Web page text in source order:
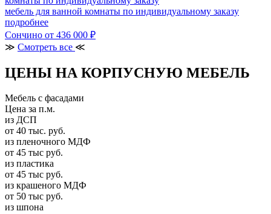
мебель для ванной комнаты по индивидуальному заказу
подробнее
Сончино от 436 000 ₽
≫ Смотреть все ≪
ЦЕНЫ НА КОРПУСНУЮ МЕБЕЛЬ
Мебель с фасадами
Цена за п.м.
из ДСП
от 40 тыс. руб.
из пленочного МДФ
от 45 тыс руб.
из пластика
от 45 тыс руб.
из крашеного МДФ
от 50 тыс руб.
из шпона